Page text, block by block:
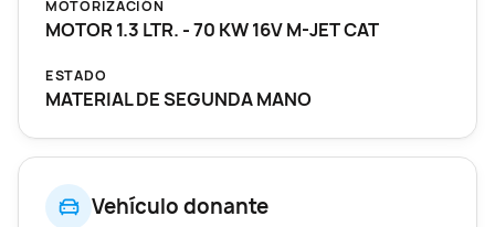
Vehículo donante
MOTORIZACIÓN
MOTOR 1.3 LTR. - 70 KW 16V M-JET CAT
ESTADO
MATERIAL DE SEGUNDA MANO